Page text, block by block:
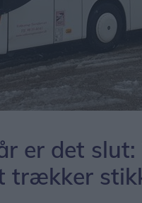
er det
trækker